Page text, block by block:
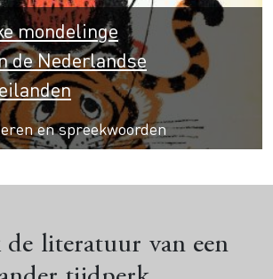
mondelinge
de Nederlandse
en spreekwoorden
literatuur van een